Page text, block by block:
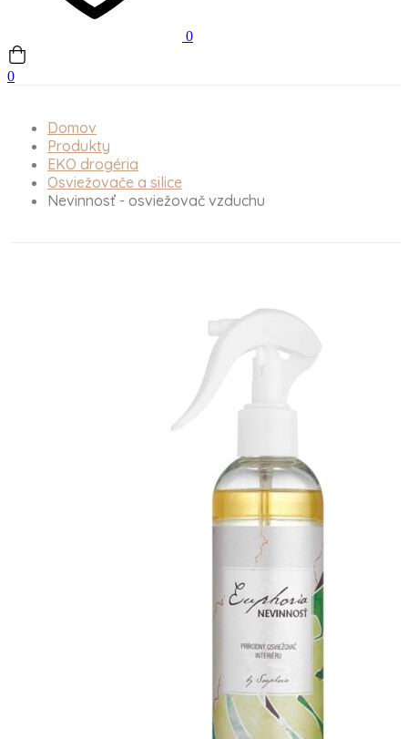
0
0
Domov
Produkty
EKO drogéria
Osviežovače a silice
Nevinnosť - osviežovač vzduchu